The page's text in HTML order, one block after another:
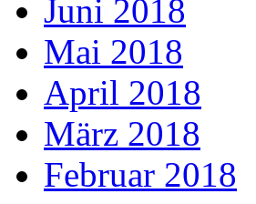
Juni 2018
Mai 2018
April 2018
März 2018
Februar 2018